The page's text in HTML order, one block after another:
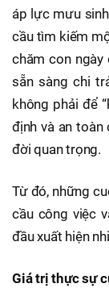
áp lực mưu
cầu tìm kiếm
chăm con ngày
sẵn sàng chi
không phải để
định và an
đời quan trọng.
Từ đó, những
cầu công việc
đầu xuất hiện
Giá trị thực sự